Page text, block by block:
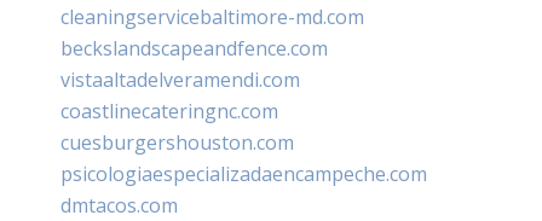
cleaningservicebaltimore-md.com
beckslandscapeandfence.com
vistaaltadelveramendi.com
coastlinecateringnc.com
cuesburgershouston.com
psicologiaespecializadaencampeche.com
dmtacos.com